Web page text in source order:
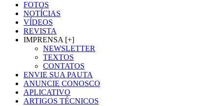
FOTOS
NOTÍCIAS
VÍDEOS
REVISTA
IMPRENSA [+]
NEWSLETTER
TEXTOS
CONTATOS
ENVIE SUA PAUTA
ANUNCIE CONOSCO
APLICATIVO
ARTIGOS TÉCNICOS